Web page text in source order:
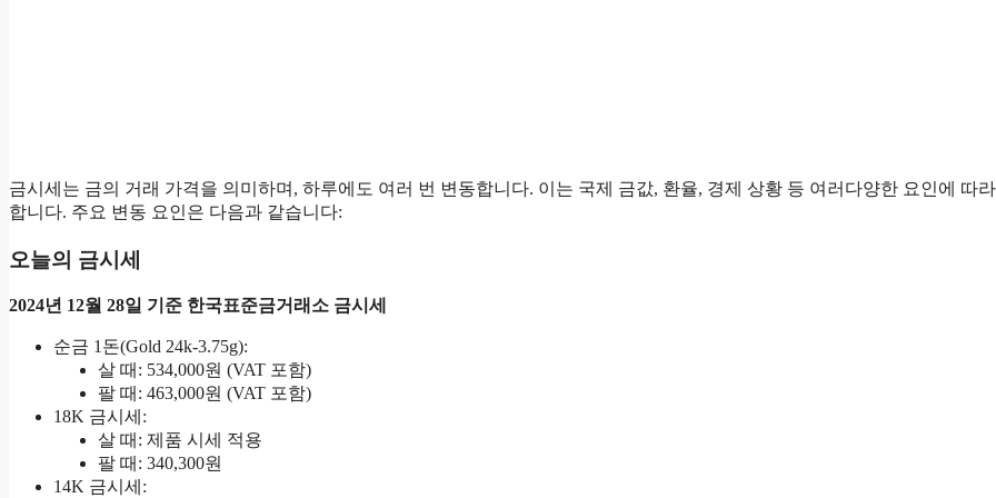
금시세는 금의 거래 가격을 의미하며, 하루에도 여러 번 변동합니다. 이는 국제 금값, 환율, 경제 상황 등 여러다양한 요인에 따
합니다. 주요 변동 요인은 다음과 같습니다:
오늘의 금시세
2024년 12월 28일 기준 한국표준금거래소 금시세
순금 1돈(Gold 24k-3.75g):
살 때: 534,000원 (VAT 포함)
팔 때: 463,000원 (VAT 포함)
18K 금시세:
살 때: 제품 시세 적용
팔 때: 340,300원
14K 금시세: